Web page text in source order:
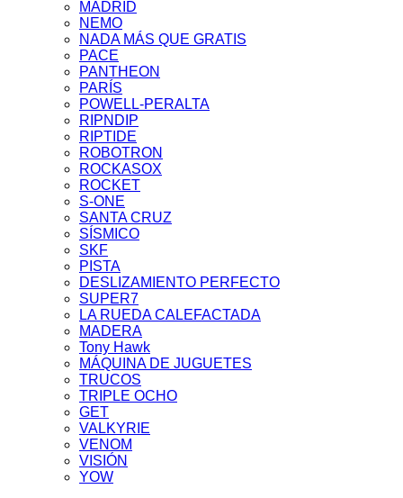
MADRID
NEMO
NADA MÁS QUE GRATIS
PACE
PANTHEON
PARÍS
POWELL-PERALTA
RIPNDIP
RIPTIDE
ROBOTRON
ROCKASOX
ROCKET
S-ONE
SANTA CRUZ
SÍSMICO
SKF
PISTA
DESLIZAMIENTO PERFECTO
SUPER7
LA RUEDA CALEFACTADA
MADERA
Tony Hawk
MÁQUINA DE JUGUETES
TRUCOS
TRIPLE OCHO
GET
VALKYRIE
VENOM
VISIÓN
YOW